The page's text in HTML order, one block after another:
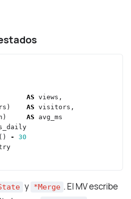
AS views,
AS visitors,
AS
avg_ms
-
30
y *Merge . El MV escribe